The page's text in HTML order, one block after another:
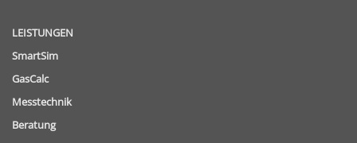
LEISTUNGEN
SmartSim
GasCalc
Messtechnik
Beratung